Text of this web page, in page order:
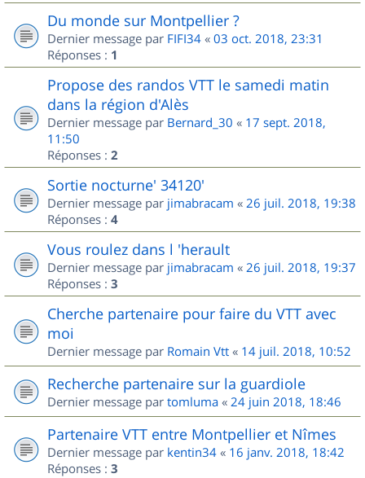
Du monde sur Montpellier ?
Dernier message par FIFI34 « 03 oct. 2018, 23:31
Réponses : 1
Propose des randos VTT le samedi matin
dans la région d'Alès
Dernier message par Bernard_30 « 17 sept. 2018,
11:50
Réponses : 2
Sortie nocturne' 34120'
Dernier message par jimabracam « 26 juil. 2018, 19:38
Réponses : 4
Vous roulez dans l 'herault
Dernier message par jimabracam « 26 juil. 2018, 19:37
Réponses : 3
Cherche partenaire pour faire du VTT avec
moi
Dernier message par Romain Vtt « 14 juil. 2018, 10:52
Recherche partenaire sur la guardiole
Dernier message par tomluma « 24 juin 2018, 18:46
Partenaire VTT entre Montpellier et Nîmes
Dernier message par kentin34 « 16 janv. 2018, 18:42
Réponses : 3